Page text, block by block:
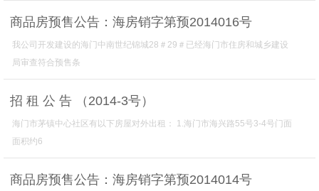
商品房预售公告：海房销字第预2014016号
我公司开发建设的海门中南世纪锦城28＃29＃已经海门市住房和城乡建设
局审查符合预售条
招 租 公 告 （2014-3号）
海门市茅镇中心社区有以下房屋对外出租： 1.海门市海兴路55号3-4号门面
面积约6
商品房预售公告：海房销字第预2014014号